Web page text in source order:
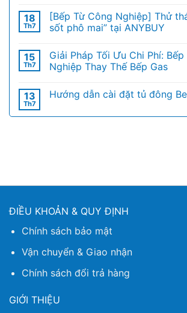
18
Th7
[Bếp Từ Công Nghiệp] Thử
sốt phô mai” tại ANYBUY
15
Th7
Giải Pháp Tối Ưu Chi Phí:
Nghiệp Thay Thế Bếp Gas
13
Th7
Hướng dẫn cài đặt tủ đông
ĐIỀU KHOẢN & QUY ĐỊNH
Chính sách bảo mật
Vận chuyển & Giao nhận
Chính sách đổi trả hàng
GIỚI THIỆU